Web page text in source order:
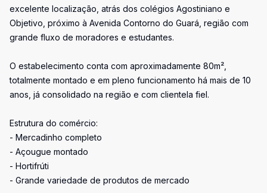
excelente localização, atrás dos colégios Agostiniano e
Objetivo, próximo à Avenida Contorno do Guará, região com
grande fluxo de moradores e estudantes.
O estabelecimento conta com aproximadamente 80m²,
totalmente montado e em pleno funcionamento há mais de 10
anos, já consolidado na região e com clientela fiel.
Estrutura do comércio:
- Mercadinho completo
- Açougue montado
- Hortifrúti
- Grande variedade de produtos de mercado